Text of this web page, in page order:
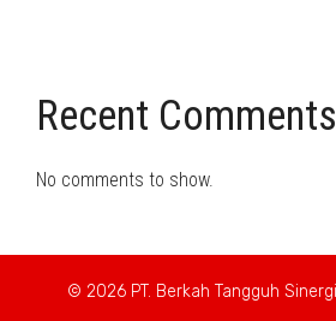
Recent Comments
No comments to show.
© 2026 PT. Berkah Tangguh